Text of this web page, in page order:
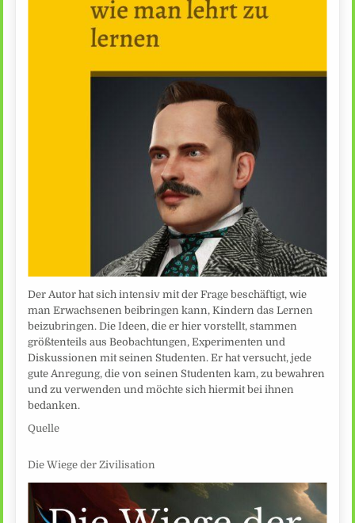
Der Autor hat sich intensiv mit der Frage beschäftigt, wie
man Erwachsenen beibringen kann, Kindern das Lernen
beizubringen. Die Ideen, die er hier vorstellt, stammen
größtenteils aus Beobachtungen, Experimenten und
Diskussionen mit seinen Studenten. Er hat versucht, jede
gute Anregung, die von seinen Studenten kam, zu bewahren
und zu verwenden und möchte sich hiermit bei ihnen
bedanken.
Quelle
Die Wiege der Zivilisation